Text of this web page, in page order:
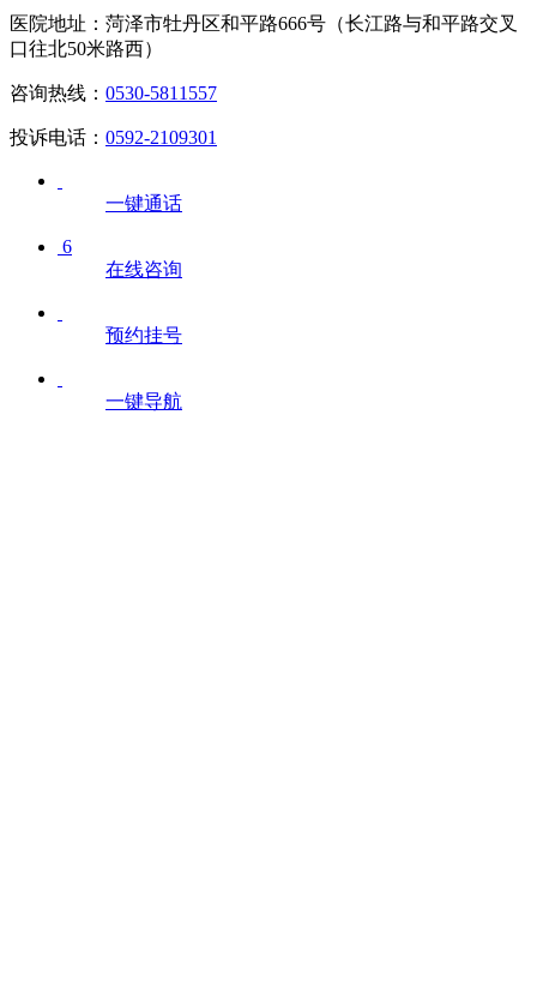
医院地址：菏泽市牡丹区和平路666号（长江路与和平路交叉
口往北50米路西）
咨询热线： 0530-5811557
投诉电话： 0592-2109301
一键通话
6
在线咨询
预约挂号
一键导航